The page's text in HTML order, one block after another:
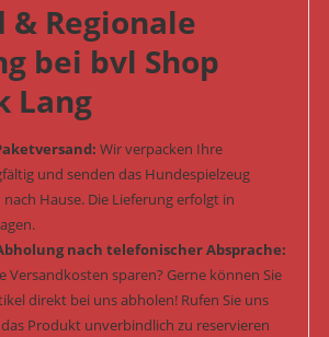
& Regionale
bei bvl Shop
Lang
Wir verpacken Ihre
und senden das Hundespielzeug
Hause. Die Lieferung erfolgt in
nach telefonischer Absprache:
Versandkosten sparen? Gerne können Sie
direkt bei uns abholen! Rufen Sie uns
Produkt unverbindlich zu reservieren